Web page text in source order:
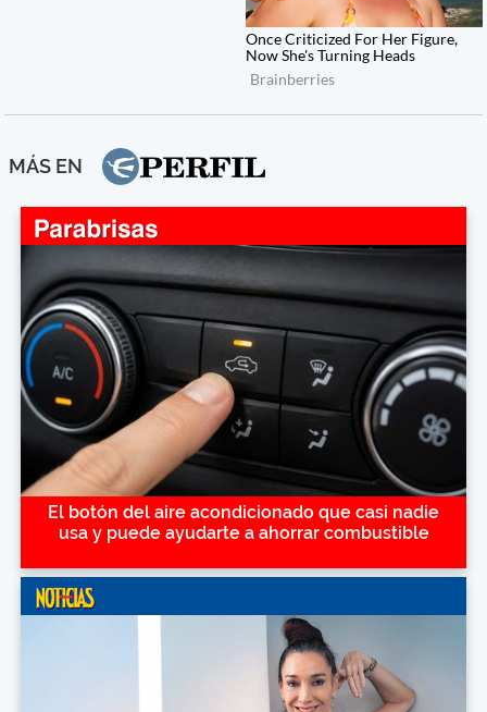
MÁS EN
El botón del aire acondicionado que casi nadie
usa y puede ayudarte a ahorrar combustible